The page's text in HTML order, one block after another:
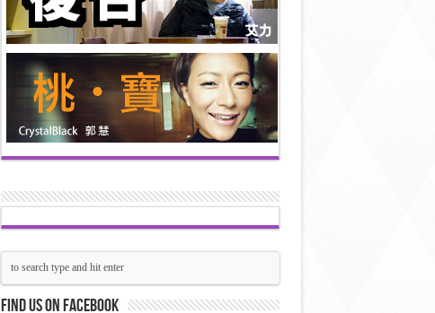
Find us on Facebook